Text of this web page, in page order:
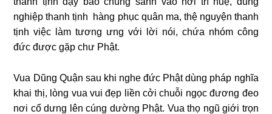
nghiệp thanh tịnh hàng phục quân ma, thệ nguyện thanh
tịnh việc làm tương ưng với lời nói, chứa nhóm công
đức được gặp chư Phật.
Vua Dũng Quận sau khi nghe đức Phật dùng pháp nghĩa
khai thị, lòng vua vui đẹp liền cởi chuỗi ngọc đương đeo
nơi cổ dưng lên cúng dường Phật. Vua thọ ngũ giới trọn